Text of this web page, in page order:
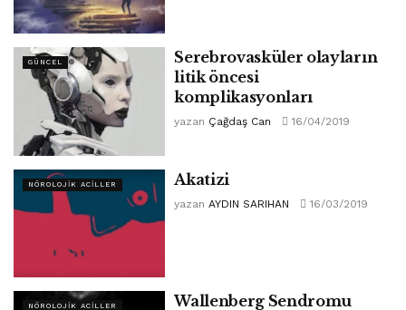
GÜNCEL
Serebrovasküler olayların
litik öncesi
komplikasyonları
yazan Çağdaş Can 16/04/2019
NÖROLOJIK ACILLER Akatizi
yazan AYDIN SARIHAN 16/03/2019
NÖROLOJIK ACILLER Wallenberg Sendromu